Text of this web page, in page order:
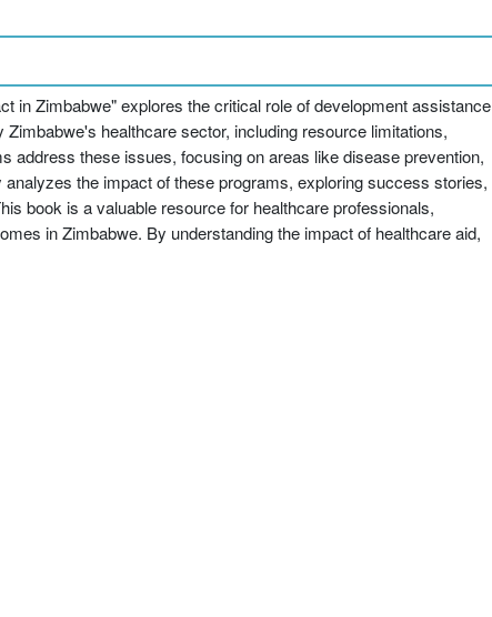
in Zimbabwe" explores the critical role of development assistance
healthcare sector, including resource limitations,
address these issues, focusing on areas like disease prevention,
the impact of these programs, exploring success stories,
book is a valuable resource for healthcare professionals,
in Zimbabwe. By understanding the impact of healthcare aid,